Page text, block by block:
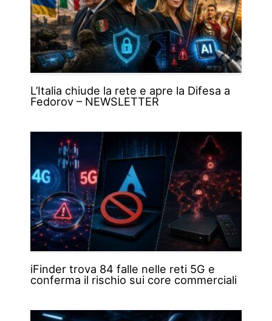
L’Italia chiude la rete e apre la Difesa a
Fedorov – NEWSLETTER
iFinder trova 84 falle nelle reti 5G e
conferma il rischio sui core commerciali